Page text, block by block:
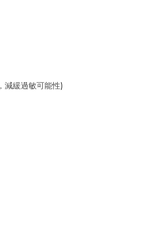
減緩過敏可能性)